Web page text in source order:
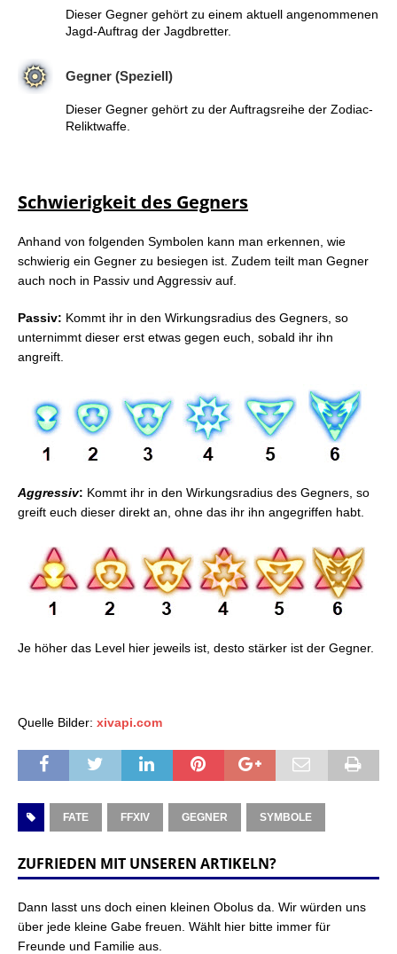
Dieser Gegner gehört zu einem aktuell angenommenen
Jagd-Auftrag der Jagdbretter.
Gegner (Speziell)
Dieser Gegner gehört zu der Auftragsreihe der Zodiac-
Reliktwaffe.
Schwierigkeit des Gegners
Anhand von folgenden Symbolen kann man erkennen, wie
schwierig ein Gegner zu besiegen ist. Zudem teilt man Gegner
auch noch in Passiv und Aggressiv auf.
Passiv: Kommt ihr in den Wirkungsradius des Gegners, so
unternimmt dieser erst etwas gegen euch, sobald ihr ihn
angreift.
Aggressiv: Kommt ihr in den Wirkungsradius des Gegners, so
greift euch dieser direkt an, ohne das ihr ihn angegriffen habt.
Je höher das Level hier jeweils ist, desto stärker ist der Gegner.
Quelle Bilder: xivapi.com
FATE FFXIV GEGNER SYMBOLE
ZUFRIEDEN MIT UNSEREN ARTIKELN?
Dann lasst uns doch einen kleinen Obolus da. Wir würden uns
über jede kleine Gabe freuen. Wählt hier bitte immer für
Freunde und Familie aus.